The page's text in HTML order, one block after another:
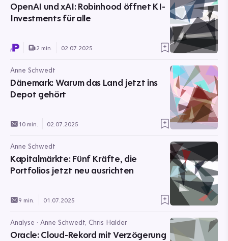
OpenAI und xAI: Robinhood öffnet KI-
Investments für alle
2 min. 02.07.2025
Anne Schwedt
Dänemark: Warum das Land jetzt ins
Depot gehört
10 min. 02.07.2025
Anne Schwedt
Kapitalmärkte: Fünf Kräfte, die
Portfolios jetzt neu ausrichten
9 min. 01.07.2025
Analyse · Anne Schwedt, Chris Halder
Oracle: Cloud-Rekord mit Verzögerung